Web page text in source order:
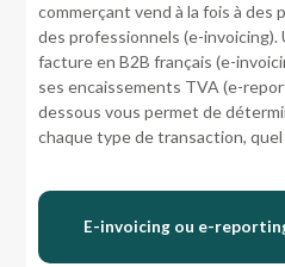
commerçant vend à la fois à
des professionnels (e-
facture en B2B français (e-
ses encaissements TVA (e-
dessous vous permet de
chaque type de transaction, quel
E-invoicing ou e-